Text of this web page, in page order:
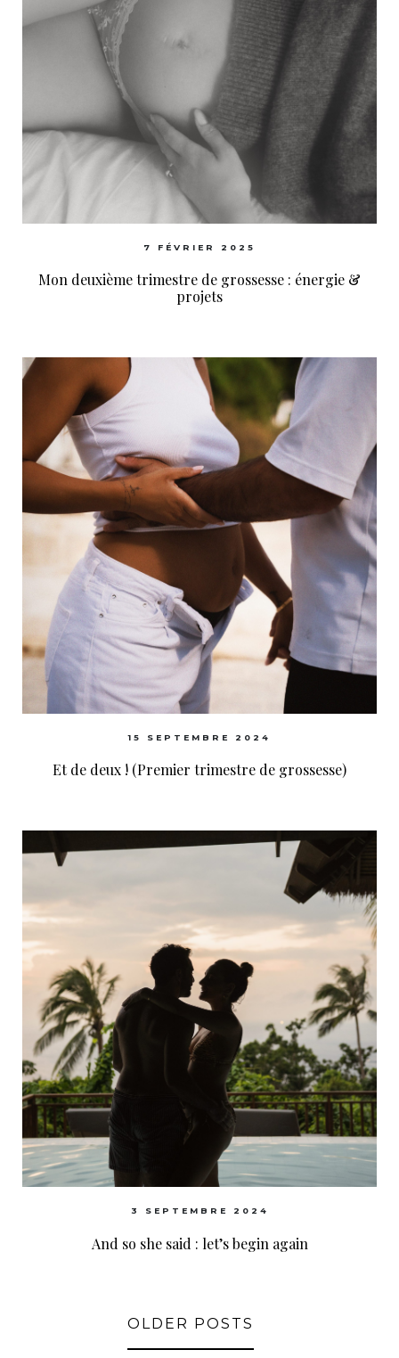
7 FÉVRIER 2025
Mon deuxième trimestre de grossesse : énergie &
projets
15 SEPTEMBRE 2024
Et de deux ! (Premier trimestre de grossesse)
3 SEPTEMBRE 2024
And so she said : let’s begin again
OLDER POSTS